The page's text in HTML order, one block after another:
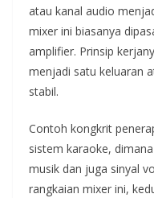
atau kanal audio
mixer ini biasanya
amplifier. Prinsip
menjadi satu keluaran
stabil.
Contoh kongkrit
sistem karaoke,
musik dan juga sinyal
rangkaian mixer ini,